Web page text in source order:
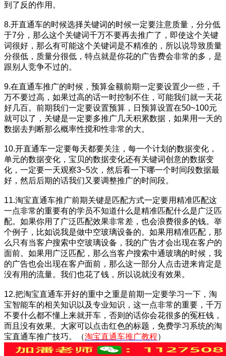
到了反的作用。
8.开直通车的时候选择关键词的时候一定要注意质量，分分低
于7分，那么这个关键词千万不要再去推广了，即使这个关键
词很好，那么有可能这个关键词是不精准的，所以说导致质量
分很低，质量分很低，特点就是你花的广告费会非常的多，是
跟别人竞争不过的。
9.在直通车推广的时候，预算金额前期一定要设置少一些，千
万不要过高，如果过高的话一时控制不住，可能我们就一天花
好几百。前期我们一定要设置预算，日预算设置在50~100元
就可以了，关键是一定要多推广几天积累数据，如果用一天的
数据去判断那么概率性搅和性非常的大。
10.开直通车一定要每天都要关注，每一个计划的数据变化，
单元的数据变化，宝贝的数据变化还有关键词创意的数据变
化，一定要一天观察3~5次，然后看一下哪一个时间段数据最
好，然后后期的话我们又要调整推广的时间段。
11.淘宝直通车推广前期关键是匹配方式一定要用精准匹配这
一点非常的重要有的学员不知道什么是精准匹配什么是广泛匹
配。如果你用了广泛匹配效果非常差，也会浪费很多的钱。举
个例子，比如说我是做中空玻璃设备的。如果用精准匹配，那
么只有当客户搜索中空玻璃设备，我的广告才会出现在客户的
面前。如果用广泛匹配，那么当客户搜索中通玻璃的时候，我
的广告也会出现在客户面前，那么这一部分人点击进来肯定是
没有用的流量。我们也花了钱，所以说就没有效果。
12.把淘宝直通车开好的重中之重是前期一定要学习一下，淘
宝智能车的相关知识以及专业知识，这一点非常的重要，千万
不要什么都不懂上来就开车，否则的话你会花很多的冤枉钱，
而且没有效果。大家可以点击红色的标题，免费学习系统的淘
宝直通车推广技巧。（淘宝直通车推广教程）